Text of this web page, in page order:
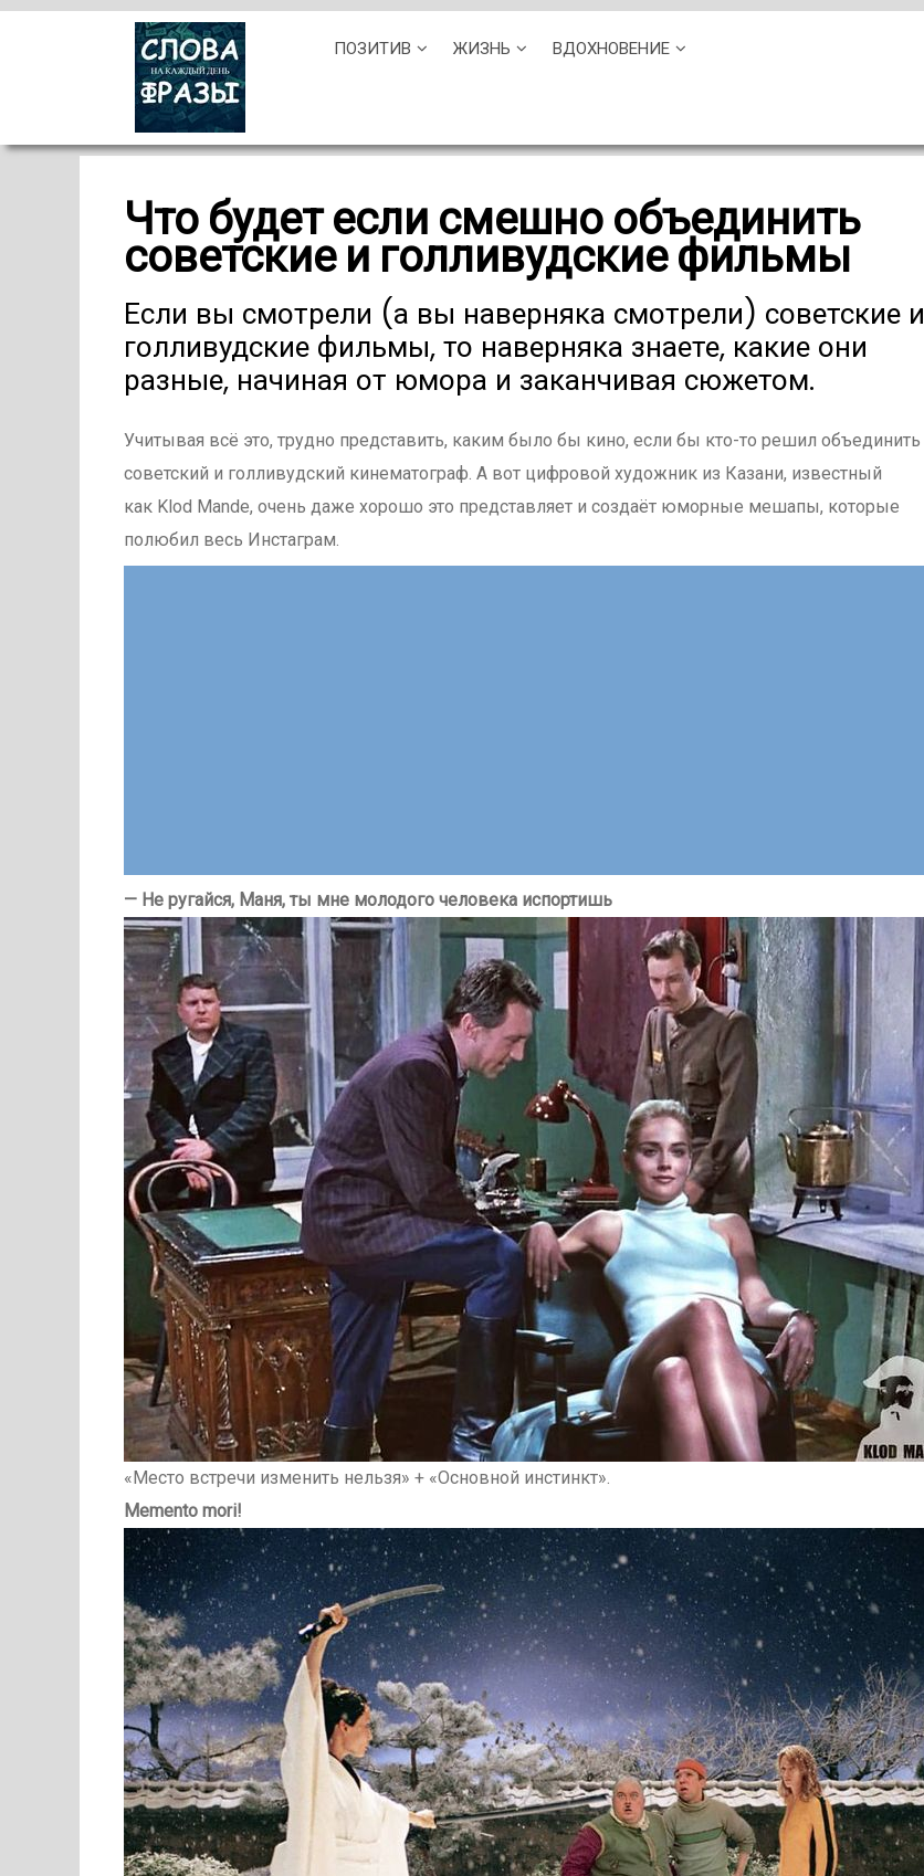
ПОЗИТИВ ЖИЗНЬ ВДОХНОВЕНИЕ
Что будет если смешно объединить
советские и голливудские фильмы
Если вы смотрели (а вы наверняка смотрели) советские и
голливудские фильмы, то наверняка знаете, какие они
разные, начиная от юмора и заканчивая сюжетом.
Учитывая всё это, трудно представить, каким было бы кино, если бы кто-то решил объединить
советский и голливудский кинематограф. А вот цифровой художник из Казани, известный
как Klod Mande, очень даже хорошо это представляет и создаёт юморные мешапы, которые
полюбил весь Инстаграм.
— Не ругайся, Маня, ты мне молодого человека испортишь
«Место встречи изменить нельзя» + «Основной инстинкт».
Memento mori!